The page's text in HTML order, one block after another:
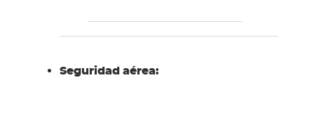
Seguridad aérea: